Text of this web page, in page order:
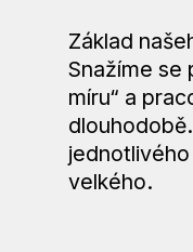
Základ
Snažíme se
míru“ a
velkého.